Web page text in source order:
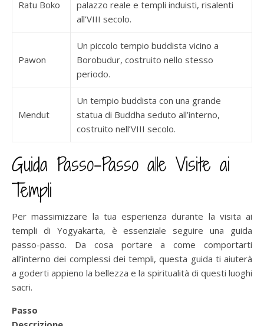
Ratu Boko
palazzo reale e templi induisti, risalenti
all’VIII secolo.
Pawon
Un piccolo tempio buddista vicino a
Borobudur, costruito nello stesso
periodo.
Mendut
Un tempio buddista con una grande
statua di Buddha seduto all’interno,
costruito nell’VIII secolo.
Guida Passo-Passo alle Visite ai
Templi
Per massimizzare la tua esperienza durante la visita ai
templi di Yogyakarta, è essenziale seguire una guida
passo-passo. Da cosa portare a come comportarti
all’interno dei complessi dei templi, questa guida ti aiuterà
a goderti appieno la bellezza e la spiritualità di questi luoghi
sacri.
Passo